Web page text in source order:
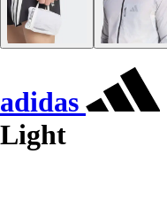
adidas
Light